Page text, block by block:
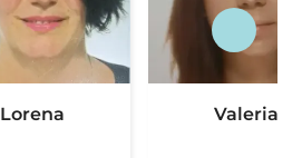
Lorena Valeria